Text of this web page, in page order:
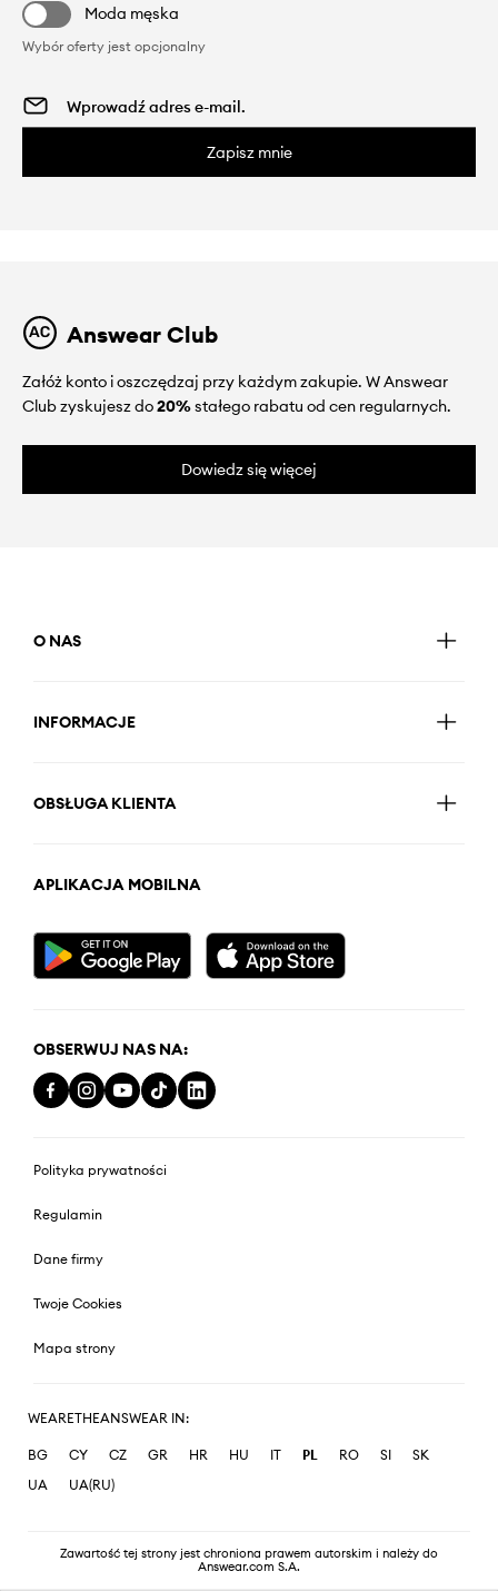
Moda męska
Wybór oferty jest opcjonalny
Zapisz mnie
Answear Club
Załóż konto i oszczędzaj przy każdym zakupie. W Answear
Club zyskujesz do20%stałego rabatu od cen regularnych.
Dowiedz się więcej
O NAS
INFORMACJE
OBSŁUGA KLIENTA
APLIKACJA MOBILNA
OBSERWUJ NAS NA:
Polityka prywatności
Regulamin
Dane firmy
Twoje Cookies
Mapa strony
WEARETHEANSWEAR IN:
BG CY CZ GR HR HU IT PL RO SI
SK
UA
UA(RU)
Zawartość tej strony jest chroniona prawem autorskim i należy do
Answear.com S.A.